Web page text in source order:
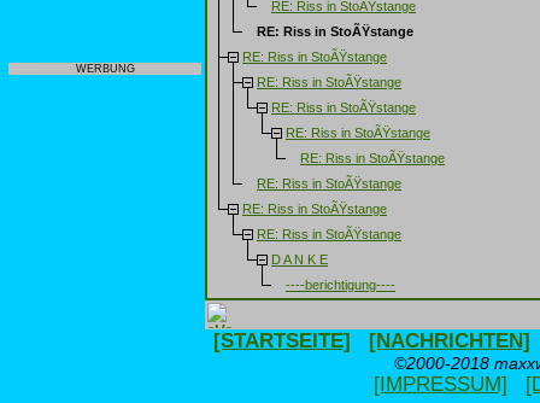
WERBUNG
RE: Riss in StoÃŸstange
RE: Riss in StoÃŸstange
RE: Riss in StoÃŸstange
RE: Riss in StoÃŸstange
RE: Riss in StoÃŸstange
RE: Riss in StoÃŸstange
RE: Riss in StoÃŸstange
RE: Riss in StoÃŸstange
RE: Riss in StoÃŸstange
RE: Riss in StoÃŸstange
D A N K E
----berichtigung----
[STARTSEITE] [NACHRICHTEN]
©2000-2018
[IMPRESSUM]